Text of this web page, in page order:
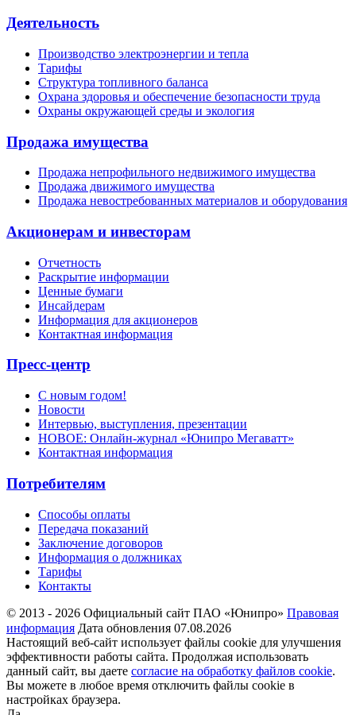
Деятельность
Производство электроэнергии и тепла
Тарифы
Структура топливного баланса
Охрана здоровья и обеспечение безопасности труда
Охраны окружающей среды и экология
Продажа имущества
Продажа непрофильного недвижимого имущества
Продажа движимого имущества
Продажа невостребованных материалов и оборудования
Акционерам и инвесторам
Отчетность
Раскрытие информации
Ценные бумаги
Инсайдерам
Информация для акционеров
Контактная информация
Пресс-центр
С новым годом!
Новости
Интервью, выступления, презентации
НОВОЕ: Онлайн-журнал «Юнипро Мегаватт»
Контактная информация
Потребителям
Способы оплаты
Передача показаний
Заключение договоров
Информация о должниках
Тарифы
Контакты
© 2013 - 2026 Официальный сайт ПАО «Юнипро» Правовая
информация Дата обновления 07.08.2026
Настоящий веб-сайт использует файлы cookie для улучшения
эффективности работы сайта. Продолжая использовать
данный сайт, вы даете согласие на обработку файлов cookie.
Вы можете в любое время отключить файлы cookie в
настройках браузера.